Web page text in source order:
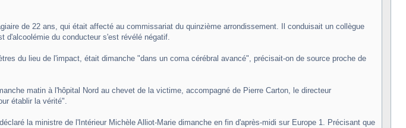
de 22 ans, qui était affecté au commissariat du quinzième arrondissement. Il conduisait un collègue
d'alcoolémie du conducteur s'est révélé négatif.
du lieu de l'impact, était dimanche "dans un coma cérébral avancé", précisait-on de source proche de
matin à l'hôpital Nord au chevet de la victime, accompagné de Pierre Carton, le directeur
établir la vérité".
la ministre de l'Intérieur Michèle Alliot-Marie dimanche en fin d'après-midi sur Europe 1. Précisant que